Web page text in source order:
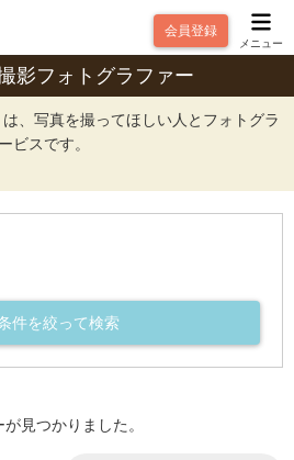
会員登録
メニュー
影フォトグラファー
、写真を撮ってほしい人とフォトグラ
ビスです。
件を絞って検索
見つかりました。